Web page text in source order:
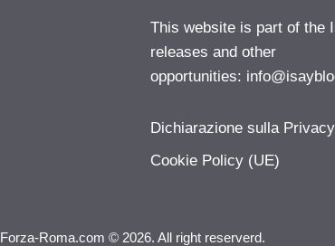
This website is part of the
releases and other
opportunities:
Dichiarazione sulla
Cookie Policy (UE)
Forza-Roma.com © 2026. All right reserverd.